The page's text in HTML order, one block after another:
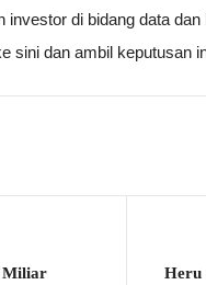
investor di bidang data
sini dan ambil keputusan
Miliar
Heru